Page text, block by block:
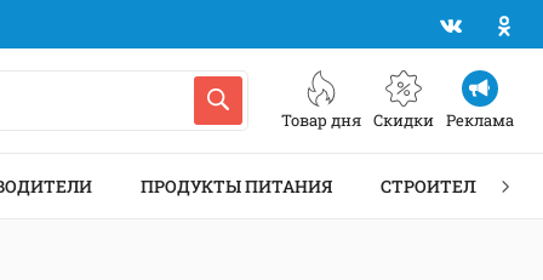
Товар дня Скидки Реклама
ПРОДУКТЫ ПИТАНИЯ СТРОИТЕЛЬСТВО